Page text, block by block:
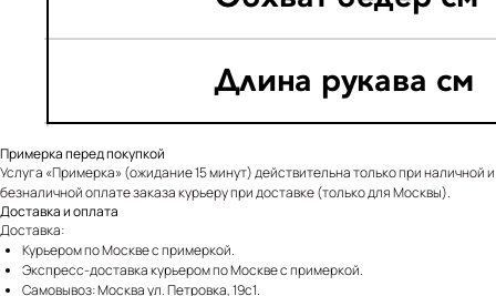
Примерка перед покупкой
Услуга «Примерка» (ожидание 15 минут) действительна только при наличной и
безналичной оплате заказа курьеру при доставке (только для Москвы).
Доставка и оплата
Доставка:
Курьером по Москве с примеркой.
Экспресс-доставка курьером по Москве с примеркой.
Самовывоз:Москва ул. Петровка, 19с1.